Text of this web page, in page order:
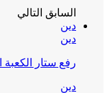
السابق التالي
دين
دين
رفع ستار
دين